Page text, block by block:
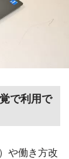
で利用で
や働き方改